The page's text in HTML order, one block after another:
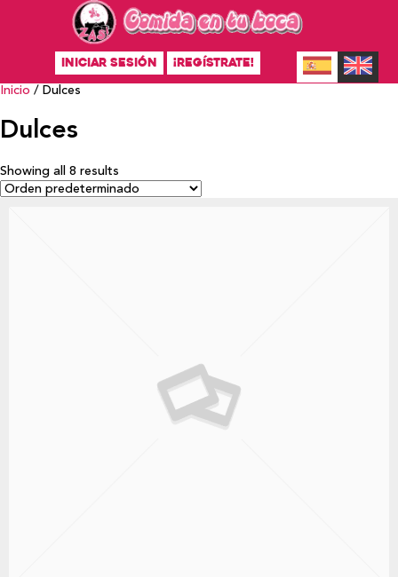
INICIAR SESIÓN ¡REGÍSTRATE!
Inicio / Dulces
Dulces
Showing all 8 results